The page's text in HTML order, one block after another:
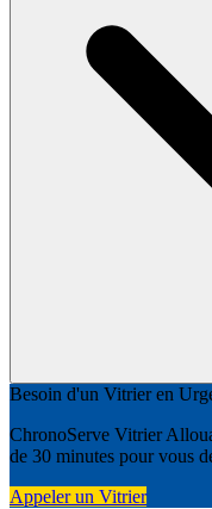
Besoin d'un Vitrier en
ChronoServe Vitrier
de 30 minutes pour vous
Appeler un Vitrier